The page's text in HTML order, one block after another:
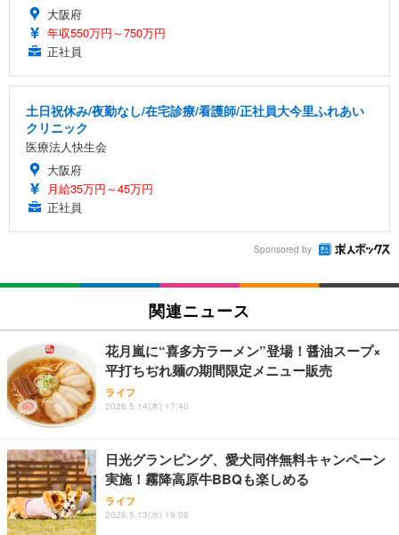
大阪府
年収550万円～750万円
正社員
土日祝休み/夜勤なし/在宅診療/看護師/正社員大今里ふれあい
クリニック
医療法人快生会
大阪府
月給35万円～45万円
正社員
Sponsored by
関連ニュース
花月嵐に“喜多方ラーメン”登場！醤油スープ×
平打ちぢれ麺の期間限定メニュー販売
ライフ
2026.5.14(木) 17:40
日光グランピング、愛犬同伴無料キャンペーン
実施！霧降高原牛BBQも楽しめる
ライフ
2026.5.13(水) 19:08